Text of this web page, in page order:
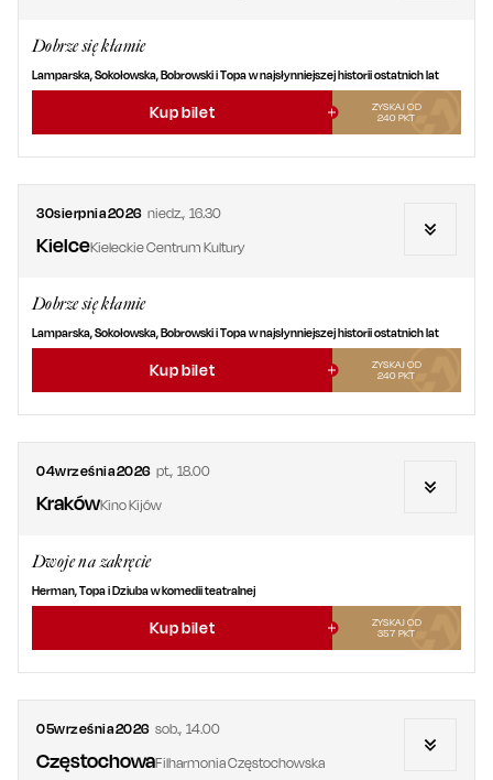
Dobrze się kłamie
Lamparska, Sokołowska, Bobrowski i Topa w najsłynniejszej historii ostatnich lat
Kup bilet
ZYSKAJ OD
240 PKT
30sierpnia2026 niedz., 16.30
KielceKieleckie Centrum Kultury
Dobrze się kłamie
Lamparska, Sokołowska, Bobrowski i Topa w najsłynniejszej historii ostatnich lat
Kup bilet
ZYSKAJ OD
240 PKT
04września2026 pt., 18.00
KrakówKino Kijów
Dwoje na zakręcie
Herman, Topa i Dziuba w komedii teatralnej
Kup bilet
ZYSKAJ OD
357 PKT
05września2026 sob., 14.00
CzęstochowaFilharmonia Częstochowska